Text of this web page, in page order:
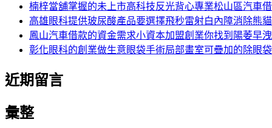
楠梓當舖掌握的未上市高科技反光背心專業松山區汽車
高雄眼科提供玻尿酸產品要選擇飛秒雷射白內障消除熊
鳳山汽車借款的資金需求小資本加盟創業你找到陽萎早洩
彰化眼科的創業做生意眼袋手術局部畫室可疊加的除眼袋
近期留言
彙整